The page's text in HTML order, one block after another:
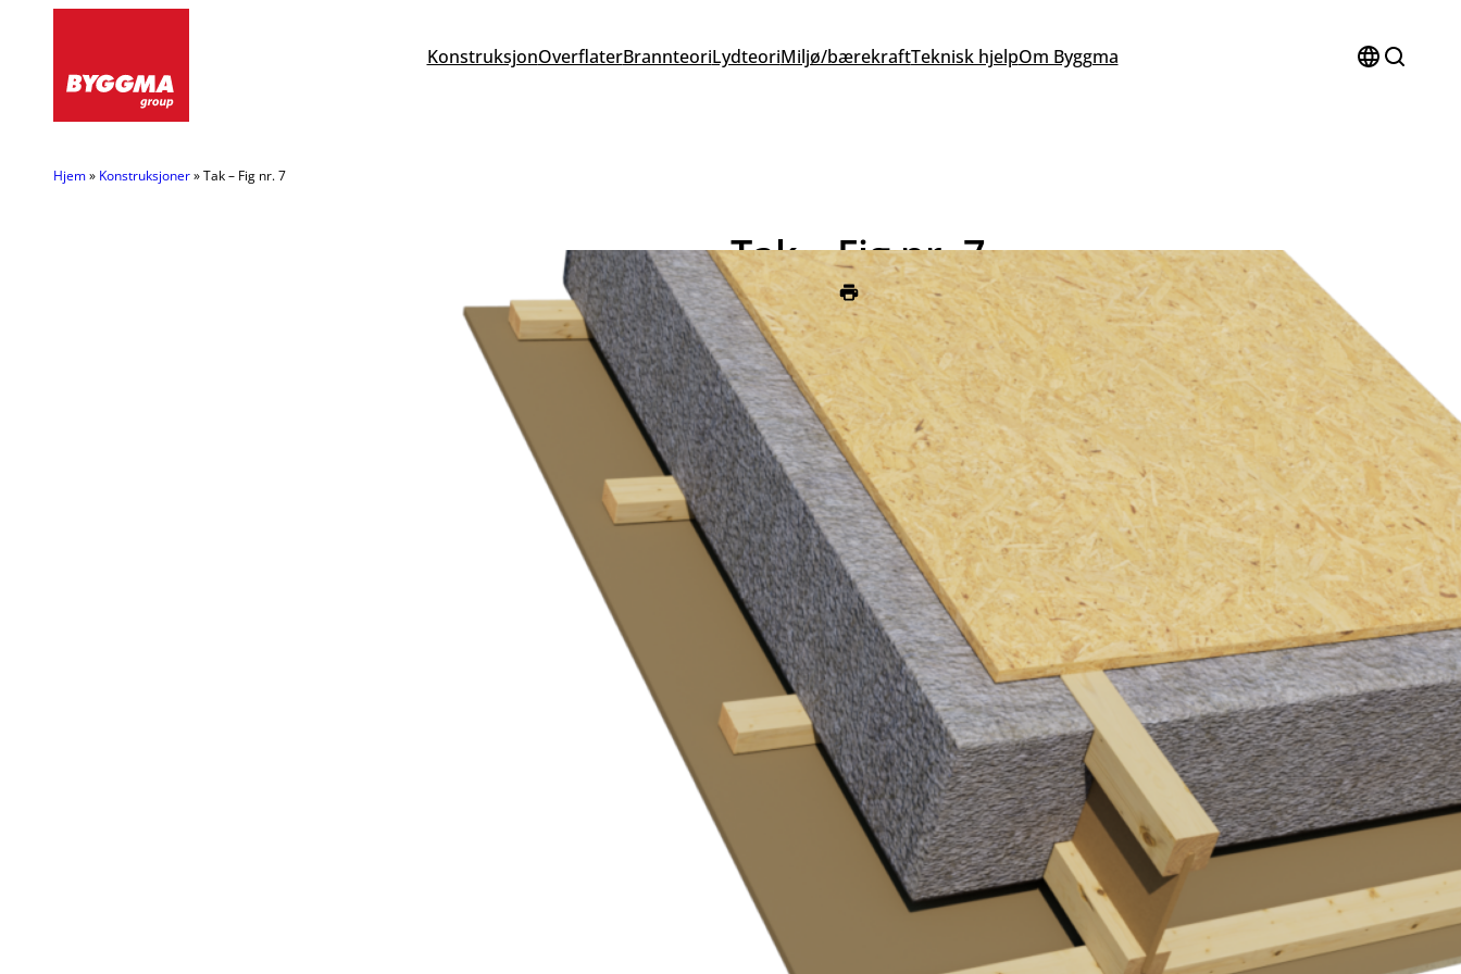
innhold
KonstruksjonOverflaterBrannteoriLydteoriMiljø/bærekraftTeknisk hjelpOm Byggma
Hjem» Konstruksjoner»Tak – Fig nr. 7
Tak – Fig nr. 7
Skriv ut siden